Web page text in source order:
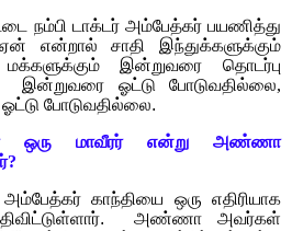
நம்பி டாக்டர் அம்பேத்கர் பயணித்து
ஏன் என்றால் சாதி இந்துக்களுக்கும்
இன்றுவரை தொடர்பு
இன்றுவரை ஓட்டு போடுவதில்லை,
போடுவதில்லை.
ஒரு மாவீரர் என்று அண்ணா
?
காந்தியை ஒரு எதிரியாக
அண்ணா அவர்கள்